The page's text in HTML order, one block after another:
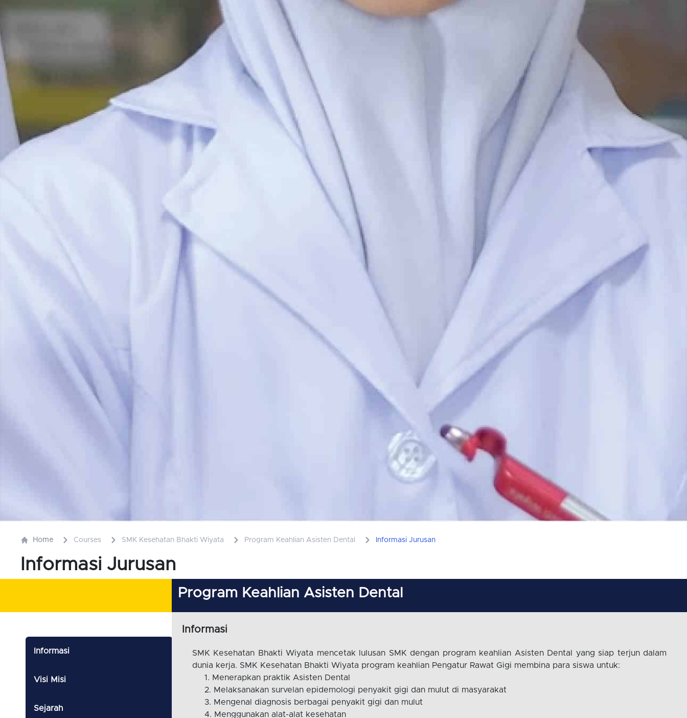
Home Courses SMK Kesehatan Bhakti Wiyata Program Keahlian Asisten Dental Informasi Jurusan
Informasi Jurusan
Informasi
Visi Misi
Sejarah
Program Keahlian Asisten Dental
Informasi
SMK Kesehatan Bhakti Wiyata mencetak lulusan SMK dengan program keahlian Asisten Dental yang siap terjun dalam
dunia kerja. SMK Kesehatan Bhakti Wiyata program keahlian Pengatur Rawat Gigi membina para siswa untuk:
Menerapkan praktik Asisten Dental
Melaksanakan survelan epidemologi penyakit gigi dan mulut di masyarakat
Mengenal diagnosis berbagai penyakit gigi dan mulut
Menggunakan alat-alat kesehatan